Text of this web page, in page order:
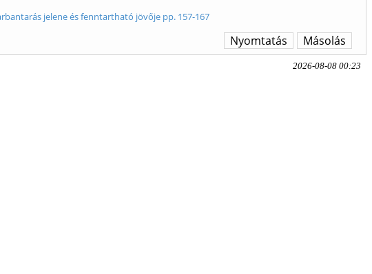
jelene és fenntartható jövője pp. 157-167
Másolás
Nyomtatás
2026-08-08 00:23